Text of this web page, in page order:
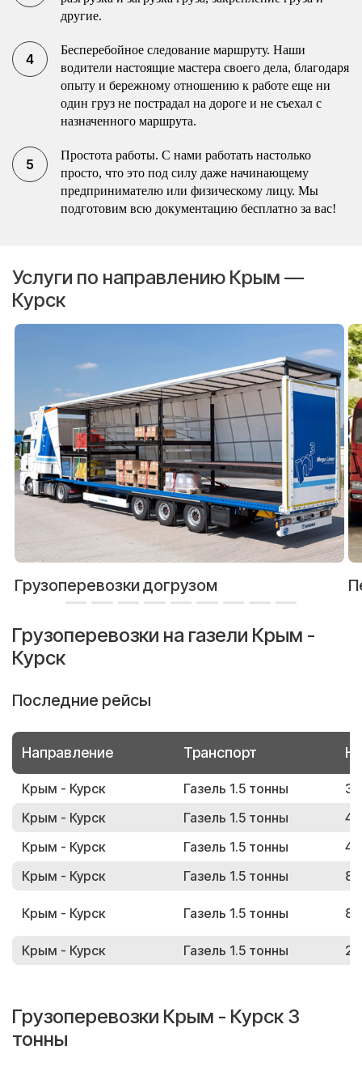
другие.
Бесперебойное следование маршруту. Наши
водители настоящие мастера своего дела, благодаря
опыту и бережному отношению к работе еще ни
один груз не пострадал на дороге и не съехал с
назначенного маршрута.
Простота работы. С нами работать настолько
просто, что это под силу даже начинающему
предпринимателю или физическому лицу. Мы
подготовим всю документацию бесплатно за вас!
Услуги по направлению Крым —
Курск
Грузоперевозки догрузом
Грузоперевозки на газели Крым -
Курск
Последние рейсы
Направление Транспорт
Крым - Курск Газель 1.5 тонны
Крым - Курск
Газель 1.5 тонны
Крым - Курск
Газель 1.5 тонны
Крым - Курск
Газель 1.5 тонны
Крым - Курск Газель 1.5 тонны
Крым - Курск Газель 1.5 тонны
Грузоперевозки Крым - Курск 3
тонны